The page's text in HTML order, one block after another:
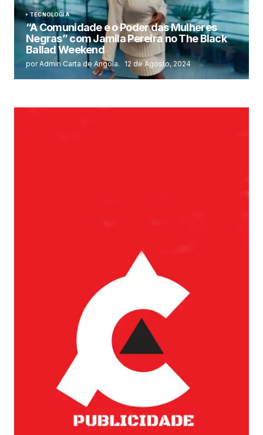
TECNOLOGIA
“A Comunidade e o Poder das Mulheres
Negras” com Jamila Pereira no The Black
Ballad Weekend
por Admin Carta de Angola. 12 de Agosto, 2024